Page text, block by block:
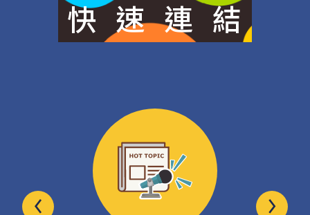
快 速 連 結